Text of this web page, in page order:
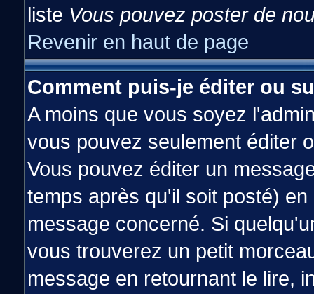
liste Vous pouvez poster de
Revenir en haut de page
Comment puis-je éditer ou
A moins que vous soyez
vous pouvez seulement éditer
Vous pouvez éditer un
temps après qu'il soit posté)
message concerné. Si
vous trouverez un petit
message en retournant le lire,